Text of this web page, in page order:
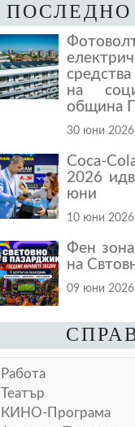
на
община
30 юни 2026
Coca-
2026
юни
10 юни 2026
Фен
на
09 юни 2026
Работа
Театър
КИНО-Програма